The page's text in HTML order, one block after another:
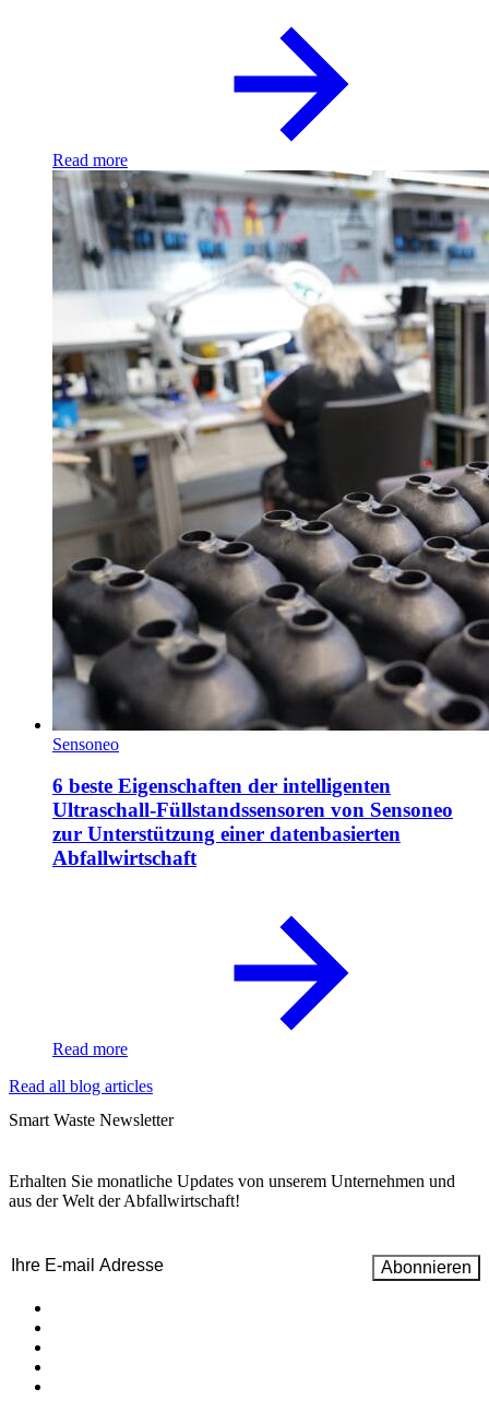
Read more
Sensoneo
6 beste Eigenschaften der intelligenten
Ultraschall-Füllstandssensoren von Sensoneo
zur Unterstützung einer datenbasierten
Abfallwirtschaft
Read more
Read all blog articles
Smart Waste Newsletter
Erhalten Sie monatliche Updates von unserem Unternehmen und
aus der Welt der Abfallwirtschaft!
Email(erforderlich)